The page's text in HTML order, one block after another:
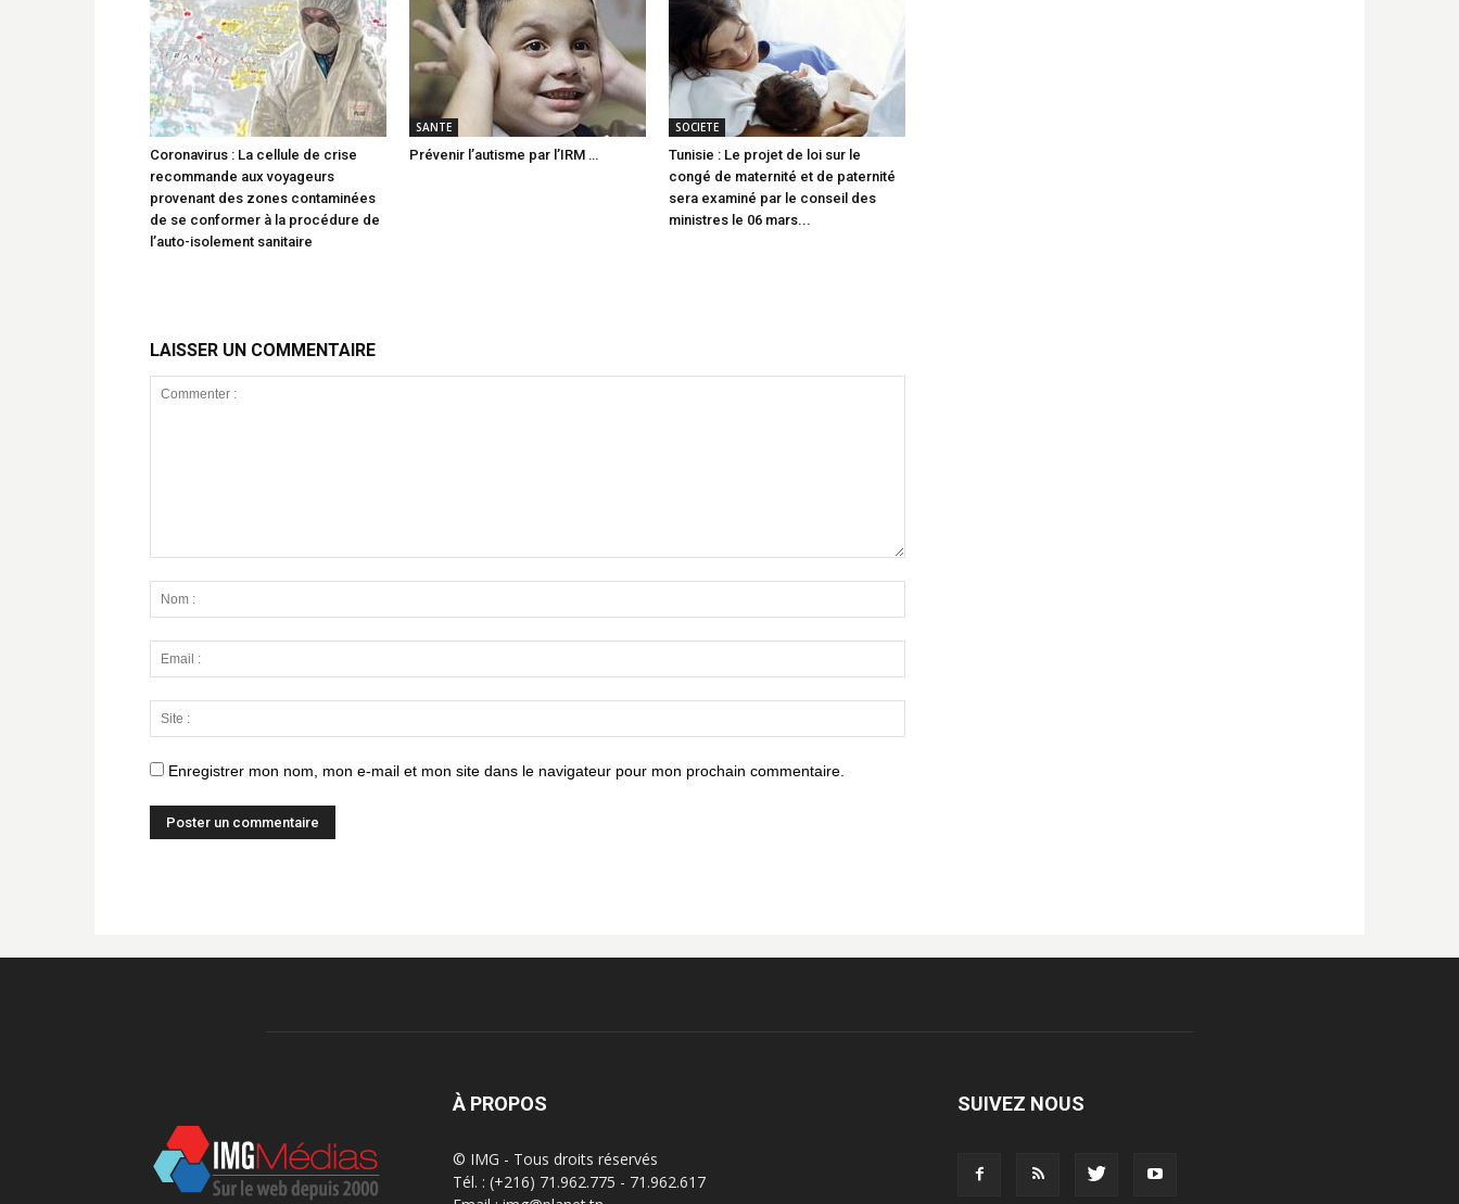
Coronavirus : La cellule de crise
recommande aux voyageurs
provenant des zones contaminées
de se conformer à la procédure de
l’auto-isolement sanitaire
SANTE
Prévenir l’autisme par l’IRM …
SOCIETE
Tunisie : Le projet de loi sur le
congé de maternité et de paternité
sera examiné par le conseil des
ministres le 06 mars...
LAISSER UN COMMENTAIRE
Enregistrer mon nom, mon e-mail et mon site dans le navigateur pour mon prochain commentaire.
À PROPOS
© IMG - Tous droits réservés
Tél. : (+216) 71.962.775 - 71.962.617
SUIVEZ NOUS